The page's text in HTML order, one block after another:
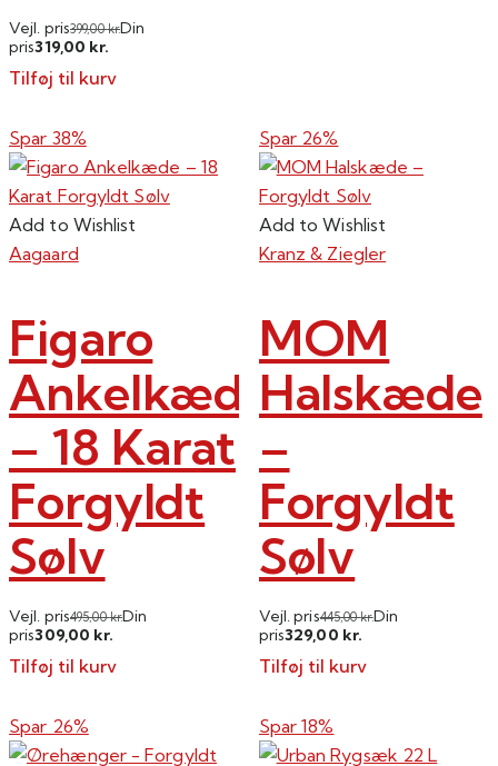
Vejl. pris399,00kr.Din
pris319,00 kr.
Tilføj til kurv
Spar 38%
Add to Wishlist
Aagaard
Figaro
Ankelkæde
– 18 Karat
Forgyldt
Sølv
Vejl. pris495,00kr.Din
pris309,00 kr.
Tilføj til kurv
Spar 26%
Add to Wishlist
Kranz & Ziegler
MOM
Halskæde
–
Forgyldt
Sølv
Vejl. pris445,00kr.Din
pris329,00 kr.
Tilføj til kurv
Spar 26% Spar 18%